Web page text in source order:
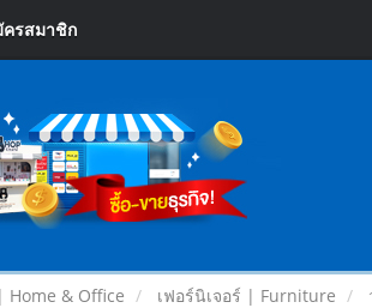
รสมาชิก
& Office เฟอร์นิเจอร์ | Furniture